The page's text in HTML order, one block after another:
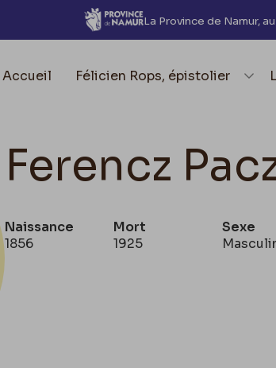
La Province de Namur,
Accueil element.menu.open_menu
Félicien Rops, épistolier
Ferencz
Naissance
1856
Mort
1925
Sexe